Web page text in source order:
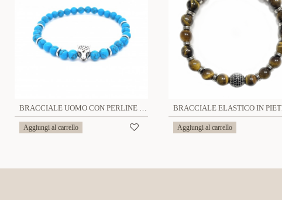
BRACCIALE UOMO CON PERLINE PIETRA E LEONE - KM23968E137
Aggiungi al carrello Aggiungi al carrello